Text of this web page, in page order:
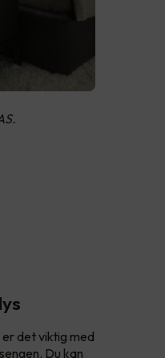
er det viktig med
Du kan